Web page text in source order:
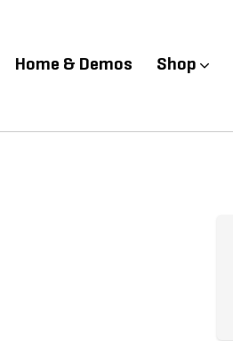
Home & Demos Shop